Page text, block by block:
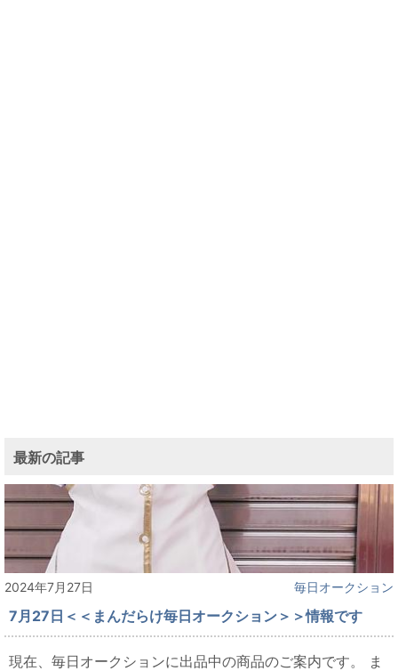
最新の記事
2024年7月27日 毎日オークション
7月27日＜＜まんだらけ毎日オークション＞＞情報です
現在、毎日オークションに出品中の商品のご案内です。 ま